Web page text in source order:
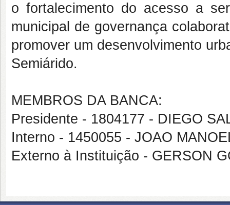
o fortalecimento do acesso a
municipal de governança
promover um desenvolvimento
Semiárido.
MEMBROS DA BANCA:
Presidente - 1804177 - DIEGO
Interno - 1450055 - JOAO
Externo à Instituição - GERSON